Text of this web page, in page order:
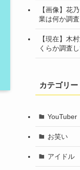
【画像】花
業は何か調査
【現在】木
くらか調査
カテゴリー
YouTuber
お笑い
アイドル